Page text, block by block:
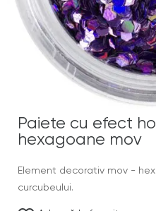
Paiete cu efect
hexagoane mov
Element decorativ mov -
curcubeului.